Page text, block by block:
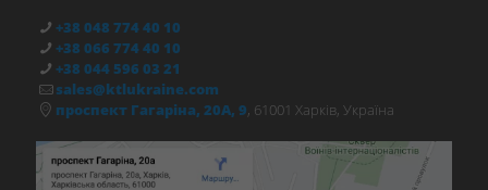
+38 048 774 40 10
+38 066 774 40 10
+38 044 596 03 21
sales@ktlukraine.com
проспект Гагаріна, 20А, 9, 61001 Харків, Україна